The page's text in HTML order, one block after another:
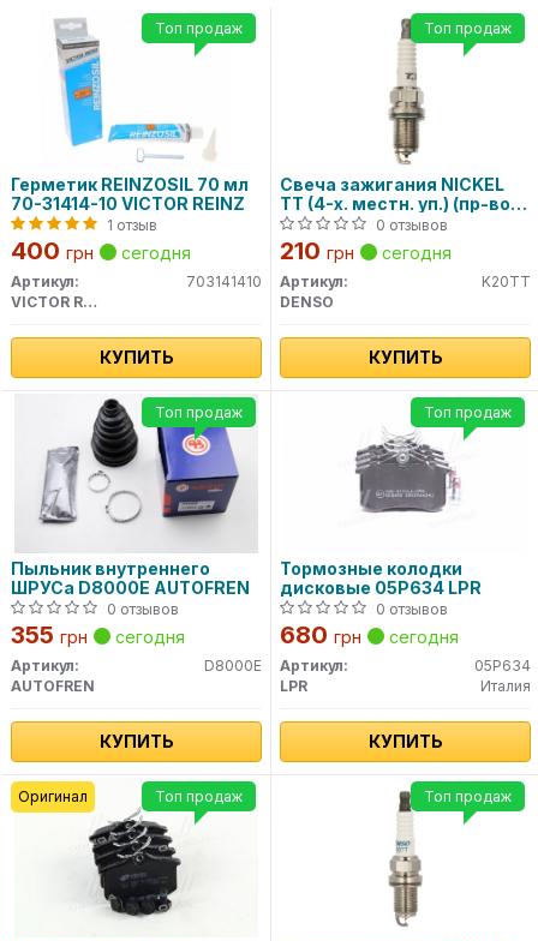
Герметик REINZOSIL 70 мл
70-31414-10 VICTOR REINZ
1 отзыв
400 грн сегодня
Артикул:
703141410
VICTOR REINZ
КУПИТЬ
Топ продаж
Свеча зажигания NICKEL
TT (4-х. местн. уп.) (пр-во
DENSO)
0 отзывов
210 грн сегодня
Артикул:
K20TT
DENSO
КУПИТЬ
Топ продаж
Пыльник внутреннего
ШРУСа D8000E AUTOFREN
0 отзывов
355 грн сегодня
Артикул:
D8000E
AUTOFREN
КУПИТЬ
Топ продаж
Тормозные колодки
дисковые 05P634 LPR
0 отзывов
680 грн сегодня
Артикул:
05P634
LPR
Италия
КУПИТЬ
Топ продаж
Топ продаж
Оригинал Топ продаж